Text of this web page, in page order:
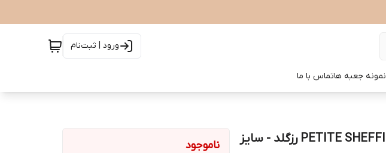
ورود | ثبت‌نام
نمونه جعبه هاتماس با ما
ساعت دنیل ولینگتون مدل PETITE SHEFFIELD رزگلد - سایز
ناموجود